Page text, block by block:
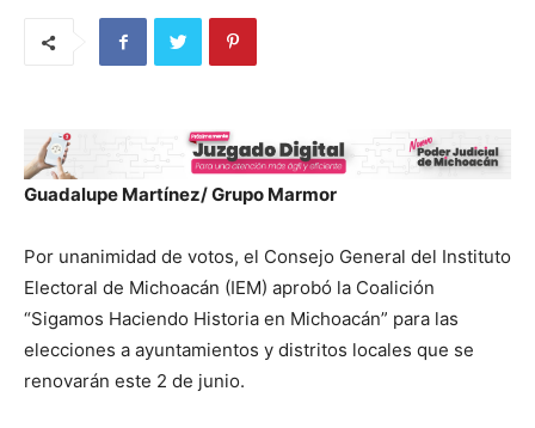
Guadalupe Martínez/ Grupo Marmor
Por unanimidad de votos, el Consejo General del Instituto
Electoral de Michoacán (IEM) aprobó la Coalición
“Sigamos Haciendo Historia en Michoacán” para las
elecciones a ayuntamientos y distritos locales que se
renovarán este 2 de junio.